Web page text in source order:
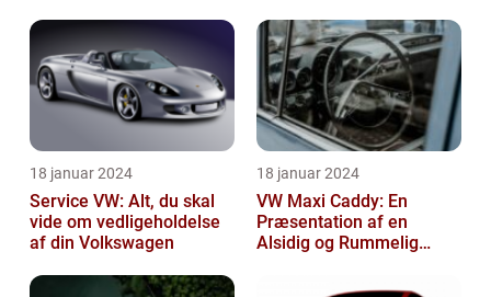
18 januar 2024
Service VW: Alt, du skal
vide om vedligeholdelse
af din Volkswagen
18 januar 2024
VW Maxi Caddy: En
Præsentation af en
Alsidig og Rummelig